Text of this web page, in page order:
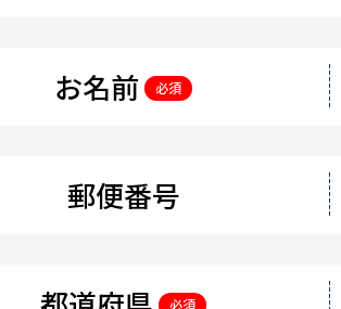
お名前 必須
郵便番号
必須